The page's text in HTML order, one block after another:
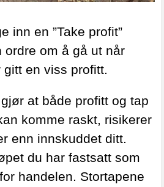
inn en ”Take profit”
ordre om å gå ut når
en viss profitt.
at både profitt og tap
komme raskt, risikerer
enn innskuddet ditt.
du har fastsatt som
handelen. Stortapene